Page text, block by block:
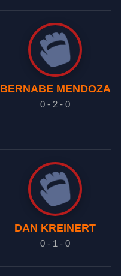
BERNABE MENDOZA
0 - 2 - 0
DAN KREINERT
0 - 1 - 0